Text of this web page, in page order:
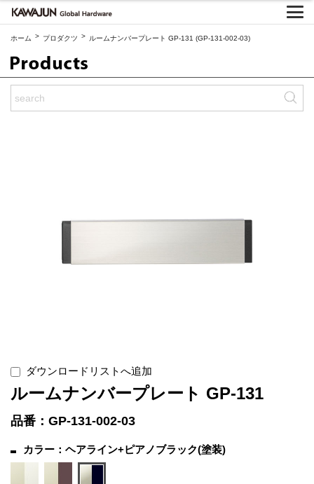
ホーム > プロダクツ > ルームナンバープレート GP-131 (GP-131-002-03)
ダウンロードリストへ追加
ルームナンバープレート GP-131
品番：GP-131-002-03
カラー：ヘアライン+ピアノブラック(塗装)